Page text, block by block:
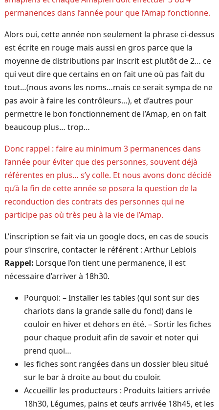
permanences dans l’année pour que l’Amap fonctionne.
Alors oui, cette année non seulement la phrase ci-dessus
est écrite en rouge mais aussi en gros parce que la
moyenne de distributions par inscrit est plutôt de 2… ce
qui veut dire que certains en on fait une où pas fait du
tout…(nous avons les noms…mais ce serait sympa de ne
pas avoir à faire les contrôleurs…), et d’autres pour
permettre le bon fonctionnement de l’Amap, en on fait
beaucoup plus… trop…
Donc rappel : faire au minimum 3 permanences dans
l’année pour éviter que des personnes, souvent déjà
référentes en plus… s’y colle. Et nous avons donc décidé
qu’à la fin de cette année se posera la question de la
reconduction des contrats des personnes qui ne
participe pas où très peu à la vie de l’Amap.
L’inscription se fait via un google docs, en cas de soucis
pour s’inscrire, contacter le référent : Arthur Leblois
Rappel: Lorsque l’on tient une permanence, il est
nécessaire d’arriver à 18h30.
Pourquoi: – Installer les tables (qui sont sur des
chariots dans la grande salle du fond) dans le
couloir en hiver et dehors en été. – Sortir les fiches
pour chaque produit afin de savoir et noter qui
prend quoi…
les fiches sont rangées dans un dossier bleu situé
sur le bar à droite au bout du couloir.
Accueillir les producteurs : Produits laitiers arrivée
18h30, Légumes, pains et œufs arrivée 18h45, et les